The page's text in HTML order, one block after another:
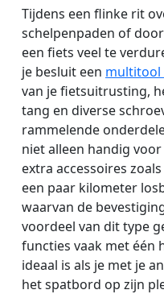
Tijdens een flinke rit
schelpenpaden of
een fiets veel te
je besluit een multitool
van je fietsuitrusting,
tang en diverse
rammelende
niet alleen handig
extra accessoires
een paar kilometer
waarvan de
voordeel van dit type
functies vaak met één
ideaal is als je met je
het spatbord op zijn